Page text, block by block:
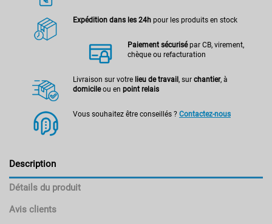
Expédition dans les 24h pour les produits en stock
Paiement sécurisépar CB, virement,
chèque ou refacturation
Livraison sur votre lieu de travail, sur chantier, à
domicileou en point relais
Vous souhaitez être conseillés ? Contactez-nous
Description
Détails du produit
Avis clients